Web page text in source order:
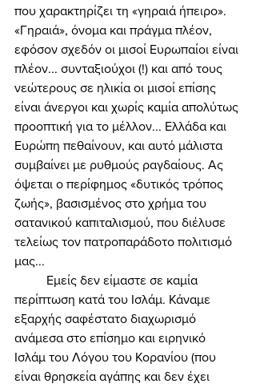
που χαρακτηρίζει τη «γηραιά ήπειρο».
«Γηραιά», όνομα και πράγμα πλέον,
εφόσον σχεδόν οι μισοί Ευρωπαίοι είναι
πλέον... συνταξιούχοι (!) και από τους
νεώτερους σε ηλικία οι μισοί επίσης
είναι άνεργοι και χωρίς καμία απολύτως
προοπτική για το μέλλον... Ελλάδα και
Ευρώπη πεθαίνουν, και αυτό μάλιστα
συμβαίνει με ρυθμούς ραγδαίους. Ας
όψεται ο περίφημος «δυτικός τρόπος
ζωής», βασισμένος στο χρήμα του
σατανικού καπιταλισμού, που διέλυσε
τελείως τον πατροπαράδοτο πολιτισμό
μας...
περίπτωση κατά του Ισλάμ. Κάναμε
εξαρχής σαφέστατο διαχωρισμό
ανάμεσα στο επίσημο και ειρηνικό
Ισλάμ του Λόγου του Κορανίου (που
είναι θρησκεία αγάπης και δεν έχει